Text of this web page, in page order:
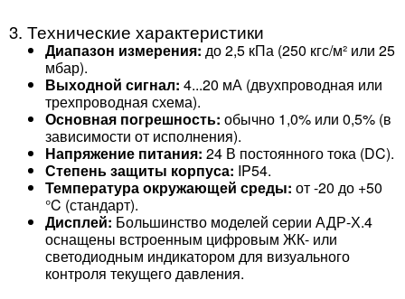
3. Технические характеристики
Диапазон измерения: до 2,5 кПа (250 кгс/м² или 25
мбар).
Выходной сигнал: 4...20 мА (двухпроводная или
трехпроводная схема).
Основная погрешность: обычно 1,0% или 0,5% (в
зависимости от исполнения).
Напряжение питания: 24 В постоянного тока (DC).
Степень защиты корпуса: IP54.
Температура окружающей среды: от -20 до +50
°C (стандарт).
Дисплей: Большинство моделей серии АДР-Х.4
оснащены встроенным цифровым ЖК- или
светодиодным индикатором для визуального
контроля текущего давления.